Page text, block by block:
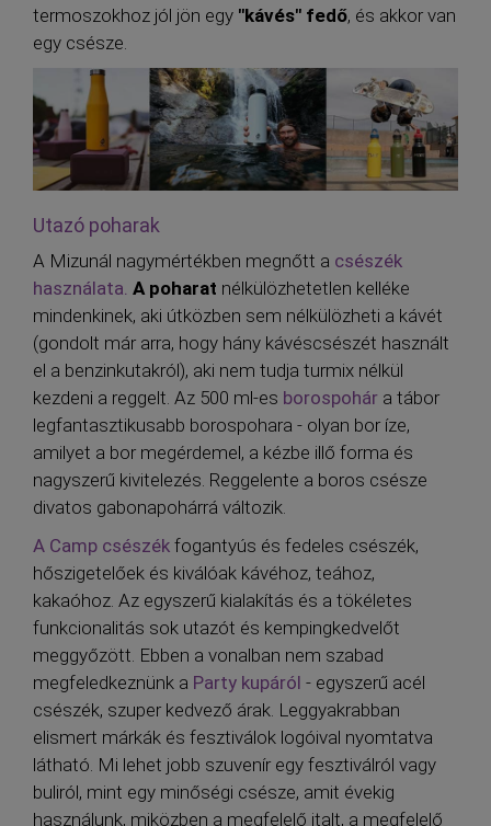
termoszokhoz jól jön egy "kávés" fedő, és akkor van
egy csésze.
Utazó poharak
A Mizunál nagymértékben megnőtt a csészék
használata. A poharat nélkülözhetetlen kelléke
mindenkinek, aki útközben sem nélkülözheti a kávét
(gondolt már arra, hogy hány kávéscsészét használt
el a benzinkutakról), aki nem tudja turmix nélkül
kezdeni a reggelt. Az 500 ml-es borospohár a tábor
legfantasztikusabb borospohara - olyan bor íze,
amilyet a bor megérdemel, a kézbe illő forma és
nagyszerű kivitelezés. Reggelente a boros csésze
divatos gabonapohárrá változik.
A Camp csészék fogantyús és fedeles csészék,
hőszigetelőek és kiválóak kávéhoz, teához,
kakaóhoz. Az egyszerű kialakítás és a tökéletes
funkcionalitás sok utazót és kempingkedvelőt
meggyőzött. Ebben a vonalban nem szabad
megfeledkeznünk a Party kupáról - egyszerű acél
csészék, szuper kedvező árak. Leggyakrabban
elismert márkák és fesztiválok logóival nyomtatva
látható. Mi lehet jobb szuvenír egy fesztiválról vagy
buliról, mint egy minőségi csésze, amit évekig
használunk, miközben a megfelelő italt, a megfelelő